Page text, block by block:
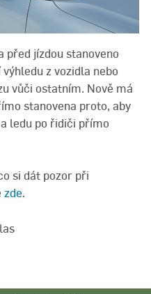
před jízdou stanoveno
z vozidla nebo
vůči ostatním. Nově má
stanovena proto, aby
ledu po řidiči přímo
si dát pozor při
zde.